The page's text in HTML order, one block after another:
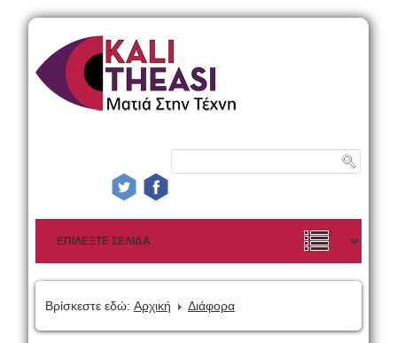
Βρίσκεστε εδώ: Αρχική Διάφορα